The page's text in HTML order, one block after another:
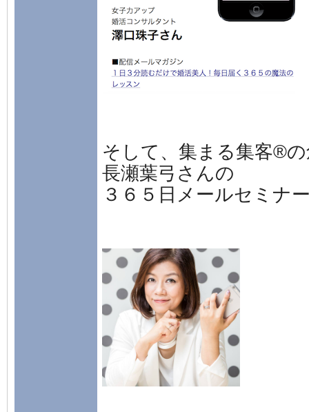
そして、集まる集客®
長瀬葉弓さんの
３６５日メールセミナ